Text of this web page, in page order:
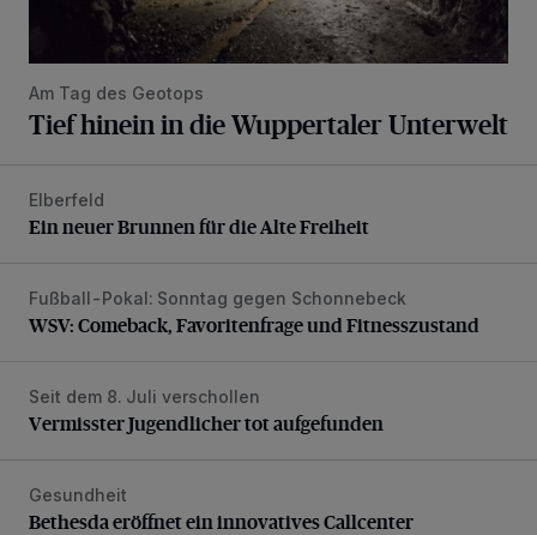
Am Tag des Geotops
Tief hinein in die Wuppertaler Unterwelt
Ein neuer Brunnen für die Alte Freiheit
Elberfeld
Ein neuer Brunnen für die Alte Freiheit
WSV: Comeback, Favoritenfrage und Fitnesszustand
Fußball-Pokal: Sonntag gegen Schonnebeck
WSV: Comeback, Favoritenfrage und Fitnesszustand
Vermisster Jugendlicher tot aufgefunden
Seit dem 8. Juli verschollen
Vermisster Jugendlicher tot aufgefunden
Bethesda eröffnet ein innovatives Callcenter
Gesundheit
Bethesda eröffnet ein innovatives Callcenter